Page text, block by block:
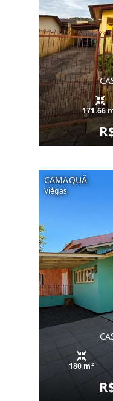
171.66
CAMAQUÃ
Viégas
180 m²